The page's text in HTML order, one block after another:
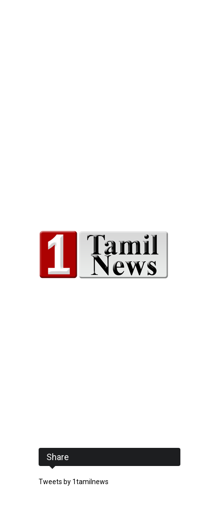
Share
Tweets by 1tamilnews